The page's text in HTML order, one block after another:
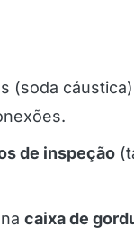
(soda
de inspeção
caixa de